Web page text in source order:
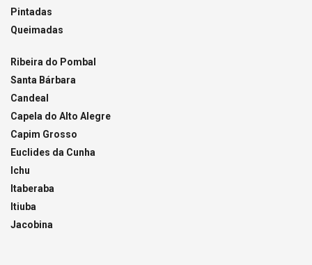
Pintadas
Queimadas
Ribeira do Pombal
Santa Bárbara
Candeal
Capela do Alto Alegre
Capim Grosso
Euclides da Cunha
Ichu
Itaberaba
Itiuba
Jacobina